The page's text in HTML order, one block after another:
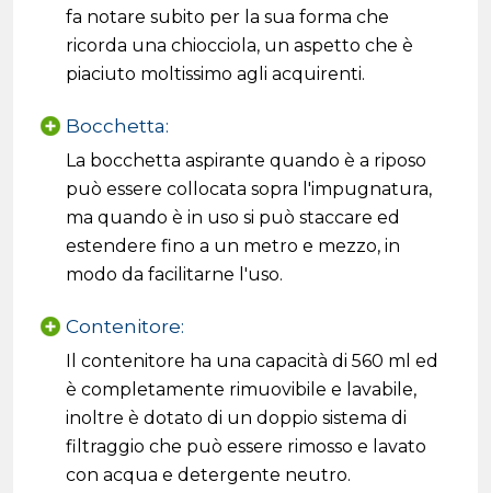
fa notare subito per la sua forma che
ricorda una chiocciola, un aspetto che è
piaciuto moltissimo agli acquirenti.
Bocchetta:
La bocchetta aspirante quando è a riposo
può essere collocata sopra l'impugnatura,
ma quando è in uso si può staccare ed
estendere fino a un metro e mezzo, in
modo da facilitarne l'uso.
Contenitore:
Il contenitore ha una capacità di 560 ml ed
è completamente rimuovibile e lavabile,
inoltre è dotato di un doppio sistema di
filtraggio che può essere rimosso e lavato
con acqua e detergente neutro.